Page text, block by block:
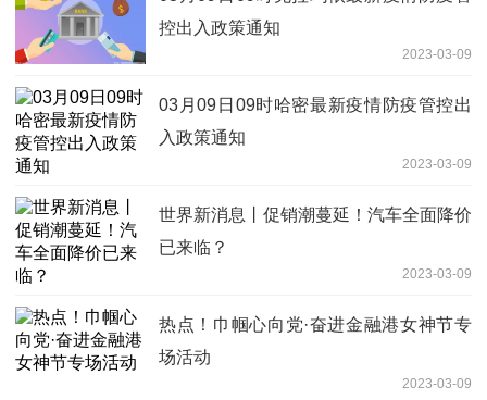
控出入政策通知
2023-03-09
03月09日09时哈密最新疫情防疫管控出
入政策通知
2023-03-09
世界新消息丨促销潮蔓延！汽车全面降价
已来临？
2023-03-09
热点！巾帼心向党·奋进金融港女神节专
场活动
2023-03-09